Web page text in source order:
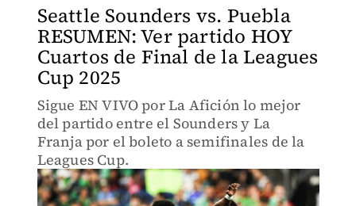
Seattle Sounders vs. Puebla
RESUMEN: Ver partido HOY
Cuartos de Final de la Leagues
Cup 2025
Sigue EN VIVO por La Afición lo mejor
del partido entre el Sounders y La
Franja por el boleto a semifinales de la
Leagues Cup.